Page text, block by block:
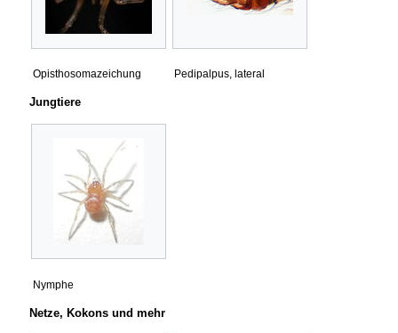
Opisthosomazeichung Pedipalpus, lateral
Jungtiere
Nymphe
Netze, Kokons und mehr